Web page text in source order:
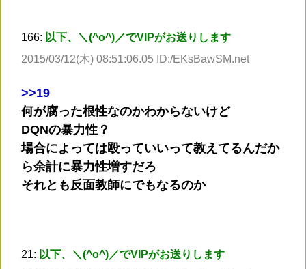
166: 以下、＼(^o^)／でVIPがお送りします
2015/03/12(木) 08:51:06.05 ID:/EKsBawSM.net
>>19
何が腐った根性なのかわからないけど
DQNの暴力性？
場合によっては殴っていいって教えてるんだか
ら余計に暴力性増すだろ
それとも反面教師にでもなるのか
21: 以下、＼(^o^)／でVIPがお送りします